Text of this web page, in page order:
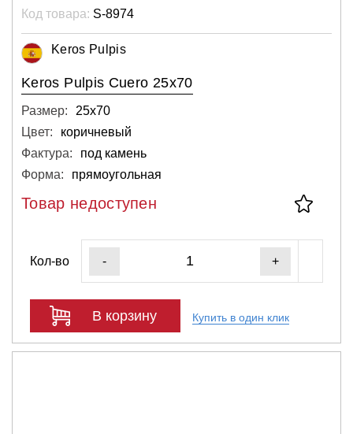
Код товара: S-8974
Keros Pulpis
Keros Pulpis Cuero 25x70
Размер:
25х70
Цвет:
коричневый
Фактура:
под камень
Форма:
прямоугольная
Товар недоступен
Кол-во - +
В корзину Купить в один клик